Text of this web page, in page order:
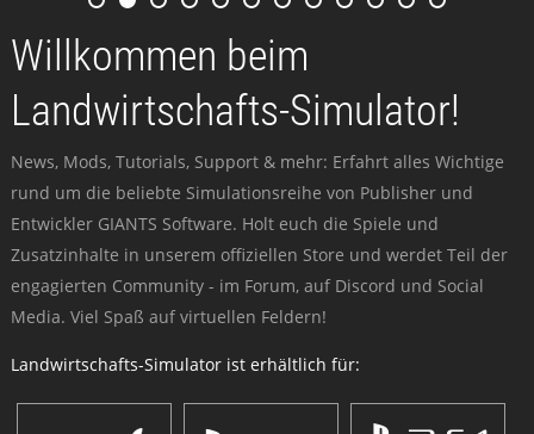
Willkommen beim
Landwirtschafts-Simulator!
News, Mods, Tutorials, Support & mehr: Erfahrt alles Wichtige
rund um die beliebte Simulationsreihe von Publisher und
Entwickler GIANTS Software. Holt euch die Spiele und
Zusatzinhalte in unserem offiziellen Store und werdet Teil der
engagierten Community - im Forum, auf Discord und Social
Media. Viel Spaß auf virtuellen Feldern!
Landwirtschafts-Simulator ist erhältlich für: